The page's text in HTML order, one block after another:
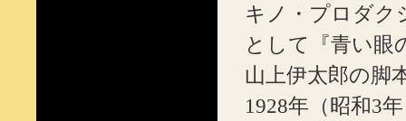
キノ・プロダク
として『青い眼
山上伊太郎の脚
1928年（昭和3